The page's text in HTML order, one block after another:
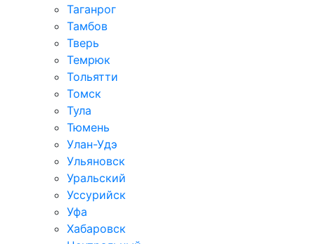
Таганрог
Тамбов
Тверь
Темрюк
Тольятти
Томск
Тула
Тюмень
Улан-Удэ
Ульяновск
Уральский
Уссурийск
Уфа
Хабаровск